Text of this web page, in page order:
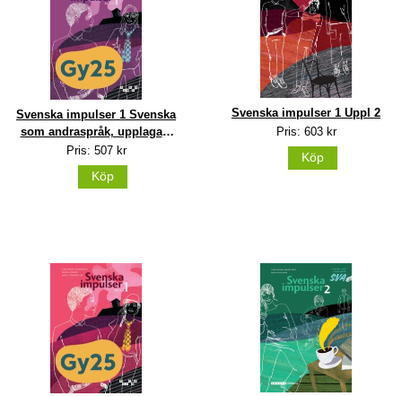
Svenska impulser 1 Svenska
som andraspråk, upplaga 2
GY25
Pris: 507 kr
Köp
Svenska impulser 1 Uppl 2
Pris: 603 kr
Köp